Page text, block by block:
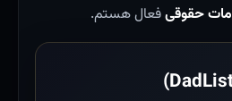
حقوقیفعال هستم.